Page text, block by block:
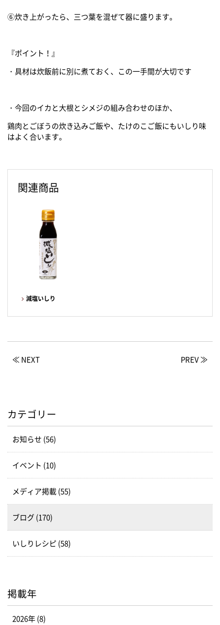
⑥炊き上がったら、三つ葉を混ぜて器に盛ります。
『ポイント！』
・具材は炊飯前に別に煮ておく、この一手間が大切です
・今回のイカと大根とシメジの組み合わせのほか、
鶏肉とごぼうの炊き込みご飯や、たけのこご飯にもいしり味
はよく合います。
関連商品
減塩いしり
≪ NEXT PREV ≫
カテゴリー
お知らせ (56)
イベント (10)
メディア掲載 (55)
ブログ (170)
いしりレシピ (58)
掲載年
2026年 (8)